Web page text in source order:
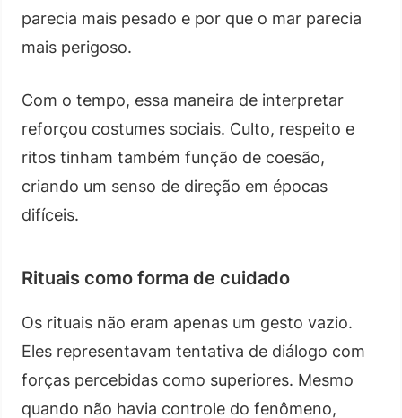
parecia mais pesado e por que o mar parecia
mais perigoso.
Com o tempo, essa maneira de interpretar
reforçou costumes sociais. Culto, respeito e
ritos tinham também função de coesão,
criando um senso de direção em épocas
difíceis.
Rituais como forma de cuidado
Os rituais não eram apenas um gesto vazio.
Eles representavam tentativa de diálogo com
forças percebidas como superiores. Mesmo
quando não havia controle do fenômeno,